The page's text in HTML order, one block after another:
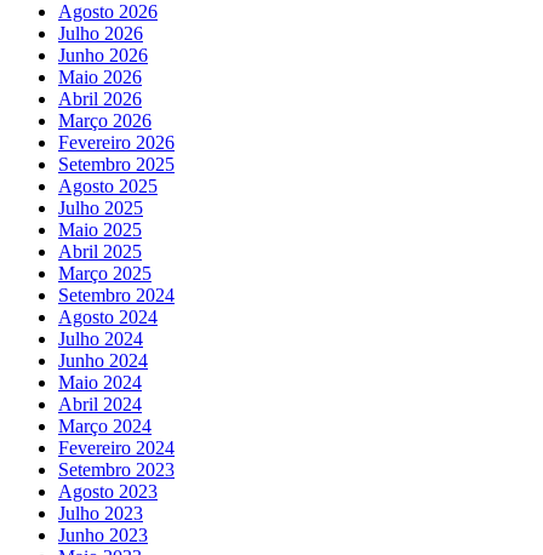
Agosto 2026
Julho 2026
Junho 2026
Maio 2026
Abril 2026
Março 2026
Fevereiro 2026
Setembro 2025
Agosto 2025
Julho 2025
Maio 2025
Abril 2025
Março 2025
Setembro 2024
Agosto 2024
Julho 2024
Junho 2024
Maio 2024
Abril 2024
Março 2024
Fevereiro 2024
Setembro 2023
Agosto 2023
Julho 2023
Junho 2023